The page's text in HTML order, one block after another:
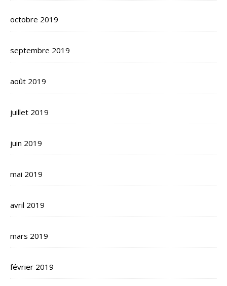
octobre 2019
septembre 2019
août 2019
juillet 2019
juin 2019
mai 2019
avril 2019
mars 2019
février 2019